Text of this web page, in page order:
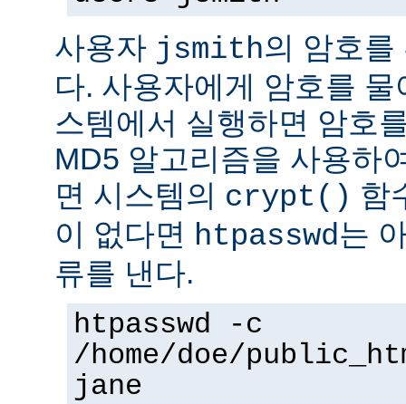
사용자 jsmith의 암호를
다. 사용자에게 암호를
스템에서 실행하면 암호
MD5 알고리즘을 사용하
면 시스템의 crypt() 함
이 없다면 htpasswd는
류를 낸다.
htpasswd -c
/home/doe/
jane